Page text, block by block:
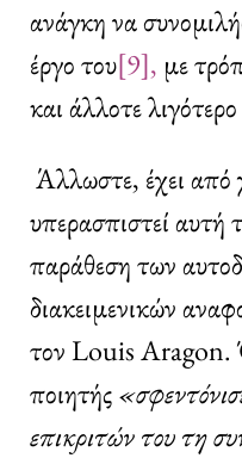
ανάγκη να
έργο του[9], με
και άλλοτε
Άλλωστε, έχει από
υπερασπιστεί αυτή
παράθεση των
διακειμενικών
τον Louis Aragon.
ποιητής
επικριτών του τη